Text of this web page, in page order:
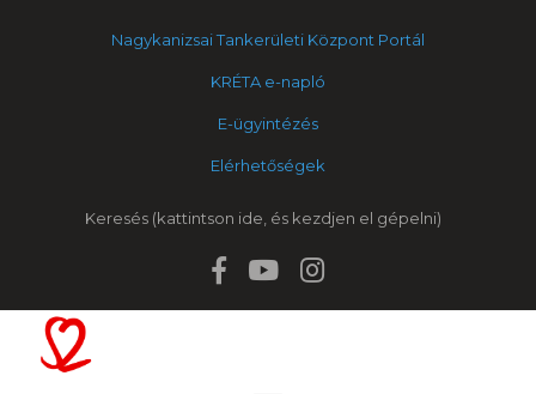
Nagykanizsai Tankerületi Központ Portál
KRÉTA e-napló
E-ügyintézés
Elérhetőségek
Keresés